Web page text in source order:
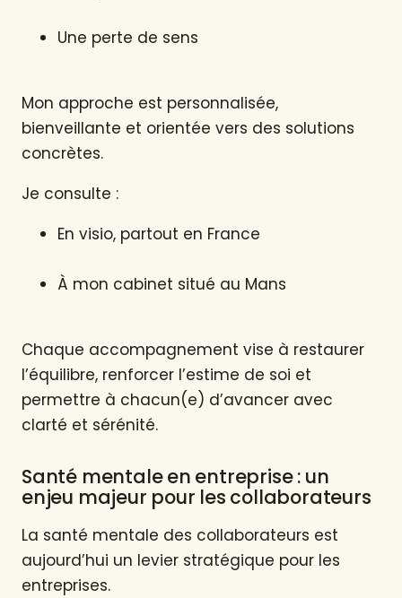
Une perte de sens
Mon approche est personnalisée,
bienveillante et orientée vers des solutions
concrètes.
Je consulte :
En visio, partout en France
À mon cabinet situé au Mans
Chaque accompagnement vise à restaurer
l’équilibre, renforcer l’estime de soi et
permettre à chacun(e) d’avancer avec
clarté et sérénité.
Santé mentale en entreprise : un
enjeu majeur pour les collaborateurs
La santé mentale des collaborateurs est
aujourd’hui un levier stratégique pour les
entreprises.